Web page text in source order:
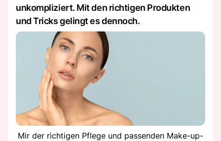
unkompliziert. Mit den richtigen Produkten
und Tricks gelingt es dennoch.
Mir der richtigen Pflege und passenden Make-up-